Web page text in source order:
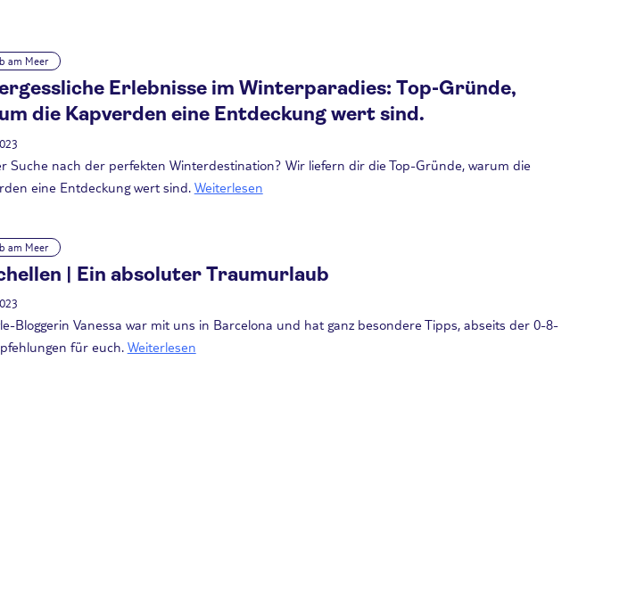
am Meer
Erlebnisse im Winterparadies: Top-Gründe,
die Kapverden eine Entdeckung wert sind.
Suche nach der perfekten Winterdestination? Wir liefern dir die Top-Gründe, warum die
eine Entdeckung wert sind. Weiterlesen
am Meer
| Ein absoluter Traumurlaub
Bloggerin Vanessa war mit uns in Barcelona und hat ganz besondere Tipps, abseits der 0-8-
für euch. Weiterlesen